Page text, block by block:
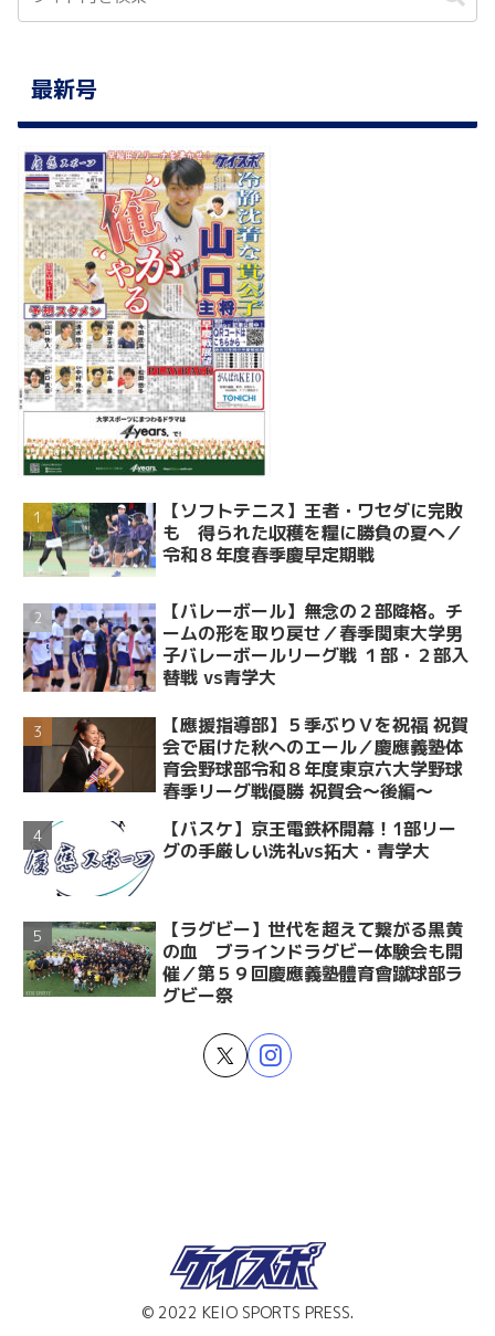
最新号
【ソフトテニス】王者・ワセダに完敗
も 得られた収穫を糧に勝負の夏へ／
令和８年度春季慶早定期戦
【バレーボール】無念の２部降格。チ
ームの形を取り戻せ／春季関東大学男
子バレーボールリーグ戦 １部・２部入
替戦 vs青学大
【應援指導部】５季ぶりＶを祝福 祝賀
会で届けた秋へのエール／慶應義塾体
育会野球部令和８年度東京六大学野球
春季リーグ戦優勝 祝賀会～後編～
【バスケ】京王電鉄杯開幕！1部リー
グの手厳しい洗礼vs拓大・青学大
【ラグビー】世代を超えて繋がる黒黄
の血 ブラインドラグビー体験会も開
催／第５９回慶應義塾體育會蹴球部ラ
グビー祭
© 2022 KEIO SPORTS PRESS.